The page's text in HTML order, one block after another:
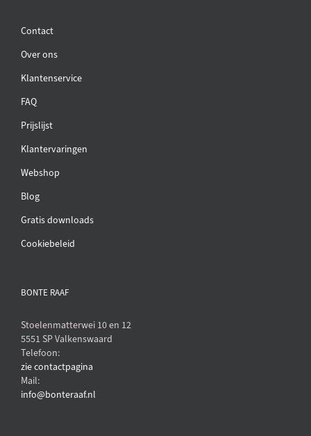
Contact
Over ons
Klantenservice
FAQ
Prijslijst
Klantervaringen
Webshop
Blog
Gratis downloads
Cookiebeleid
BONTE RAAF
Stoelenmatterwei 10 en 12
5551 SP Valkenswaard
Telefoon:
zie contactpagina
Mail:
info@bonteraaf.nl